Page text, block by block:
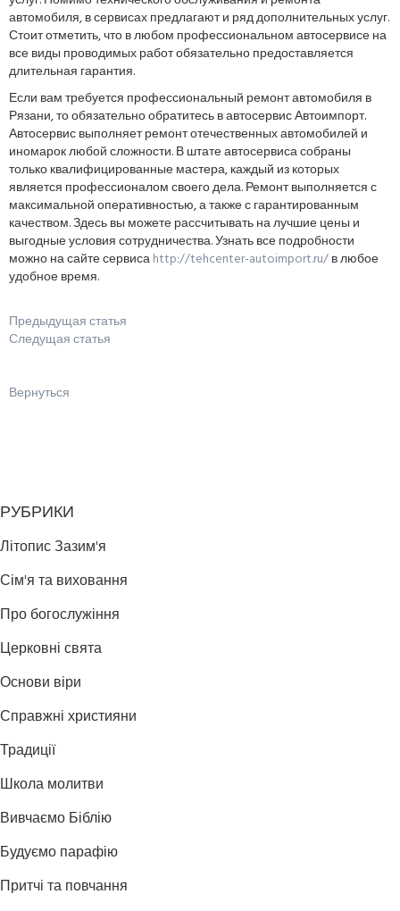
автомобиля, в сервисах предлагают и ряд дополнительных услуг.
Стоит отметить, что в любом профессиональном автосервисе на
все виды проводимых работ обязательно предоставляется
длительная гарантия.
Если вам требуется профессиональный ремонт автомобиля в
Рязани, то обязательно обратитесь в автосервис Автоимпорт.
Автосервис выполняет ремонт отечественных автомобилей и
иномарок любой сложности. В штате автосервиса собраны
только квалифицированные мастера, каждый из которых
является профессионалом своего дела. Ремонт выполняется с
максимальной оперативностью, а также с гарантированным
качеством. Здесь вы можете рассчитывать на лучшие цены и
выгодные условия сотрудничества. Узнать все подробности
можно на сайте сервисаhttp://tehcenter-autoimport.ru/в любое
удобное время.
Предыдущая статья
Следущая статья
Вернуться
РУБРИКИ
Літопис Зазим'я
Сім'я та виховання
Про богослужіння
Церковні свята
Основи віри
Справжні християни
Традиції
Школа молитви
Вивчаємо Біблію
Будуємо парафію
Притчі та повчання